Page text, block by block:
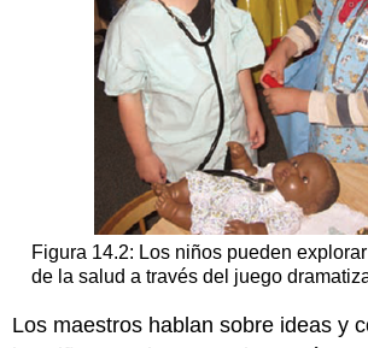
Figura 14.2: Los niños pueden
de la salud a través del juego
Los maestros hablan sobre ideas y